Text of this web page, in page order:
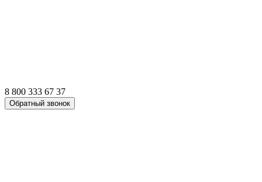
8 800 333 67 37
Обратный звонок